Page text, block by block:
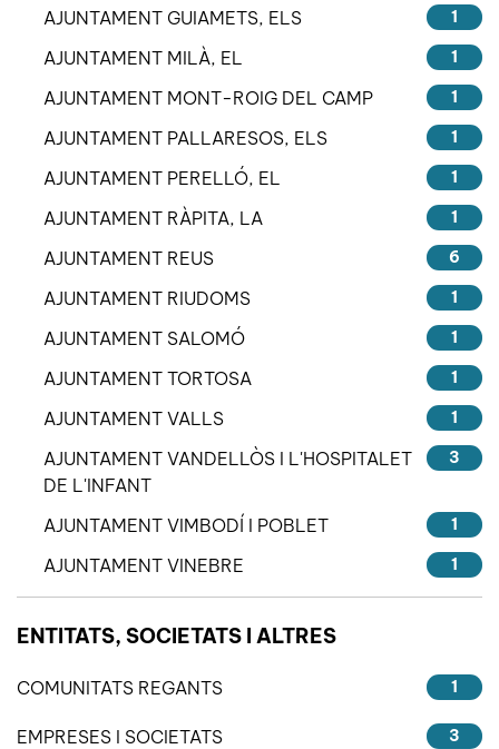
AJUNTAMENT GUIAMETS, ELS 1
AJUNTAMENT MILÀ, EL 1
AJUNTAMENT MONT-ROIG DEL CAMP 1
AJUNTAMENT PALLARESOS, ELS 1
AJUNTAMENT PERELLÓ, EL 1
AJUNTAMENT RÀPITA, LA 1
AJUNTAMENT REUS 6
AJUNTAMENT RIUDOMS 1
AJUNTAMENT SALOMÓ 1
AJUNTAMENT TORTOSA 1
AJUNTAMENT VALLS 1
AJUNTAMENT VANDELLÒS I L'HOSPITALET
DE L'INFANT
3
AJUNTAMENT VIMBODÍ I POBLET 1
AJUNTAMENT VINEBRE 1
ENTITATS, SOCIETATS I ALTRES
COMUNITATS REGANTS 1
EMPRESES I SOCIETATS 3